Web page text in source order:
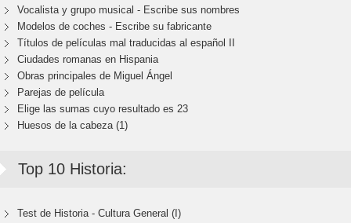
Vocalista y grupo musical - Escribe sus nombres
Modelos de coches - Escribe su fabricante
Títulos de películas mal traducidas al español II
Ciudades romanas en Hispania
Obras principales de Miguel Ángel
Parejas de película
Elige las sumas cuyo resultado es 23
Huesos de la cabeza (1)
Top 10 Historia:
Test de Historia - Cultura General (I)